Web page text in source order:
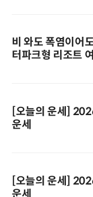
비 와도 폭염이어
터파크형 리조트
[오늘의 운세]
운세
[오늘의 운세]
운세